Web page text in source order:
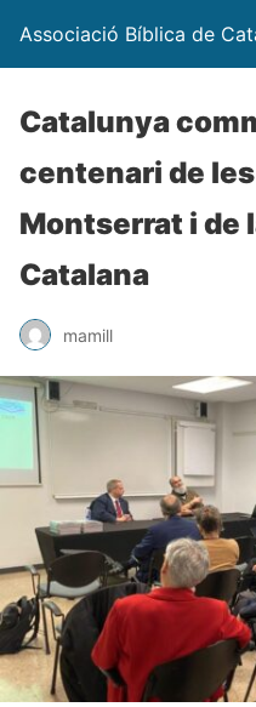
Associació Bíblica de
Catalunya
centenari de
Montserrat i de
Catalana
mamill